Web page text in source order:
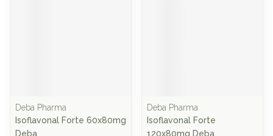
Deba Pharma
Isoflavonal Forte 60x80mg
Deba
Deba Pharma
Isoflavonal Forte
120x80mg Deba